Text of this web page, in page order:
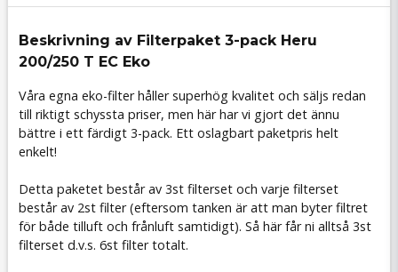
Beskrivning av Filterpaket 3-pack Heru
200/250 T EC Eko
Våra egna eko-filter håller superhög kvalitet och säljs redan
till riktigt schyssta priser, men här har vi gjort det ännu
bättre i ett färdigt 3-pack. Ett oslagbart paketpris helt
enkelt!
Detta paketet består av 3st filterset och varje filterset
består av 2st filter (eftersom tanken är att man byter filtret
för både tilluft och frånluft samtidigt). Så här får ni alltså 3st
filterset d.v.s. 6st filter totalt.